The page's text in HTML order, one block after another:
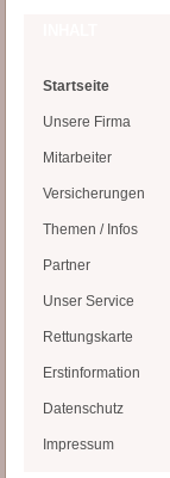
Startseite
Unsere Firma
Mitarbeiter
Versicherungen
Themen / Infos
Partner
Unser Service
Rettungskarte
Erstinformation
Datenschutz
Impressum